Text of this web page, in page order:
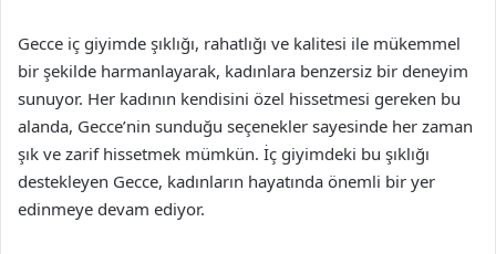
Gecce iç giyimde şıklığı, rahatlığı ve kalitesi ile mükemmel
bir şekilde harmanlayarak, kadınlara benzersiz bir deneyim
sunuyor. Her kadının kendisini özel hissetmesi gereken bu
alanda, Gecce’nin sunduğu seçenekler sayesinde her zaman
şık ve zarif hissetmek mümkün. İç giyimdeki bu şıklığı
destekleyen Gecce, kadınların hayatında önemli bir yer
edinmeye devam ediyor.